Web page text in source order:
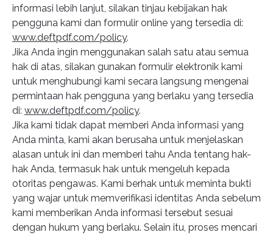
informasi lebih lanjut, silakan tinjau kebijakan hak
pengguna kami dan formulir online yang tersedia di:
www.deftpdf.com/policy.
Jika Anda ingin menggunakan salah satu atau semua
hak di atas, silakan gunakan formulir elektronik kami
untuk menghubungi kami secara langsung mengenai
permintaan hak pengguna yang berlaku yang tersedia
di: www.deftpdf.com/policy.
Jika kami tidak dapat memberi Anda informasi yang
Anda minta, kami akan berusaha untuk menjelaskan
alasan untuk ini dan memberi tahu Anda tentang hak-
hak Anda, termasuk hak untuk mengeluh kepada
otoritas pengawas. Kami berhak untuk meminta bukti
yang wajar untuk memverifikasi identitas Anda sebelum
kami memberikan Anda informasi tersebut sesuai
dengan hukum yang berlaku. Selain itu, proses mencari